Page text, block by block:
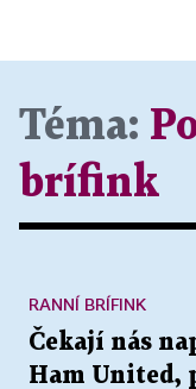
Téma:
brífink
Čekají nás
Ham United,
RANNÍ BRÍFINK